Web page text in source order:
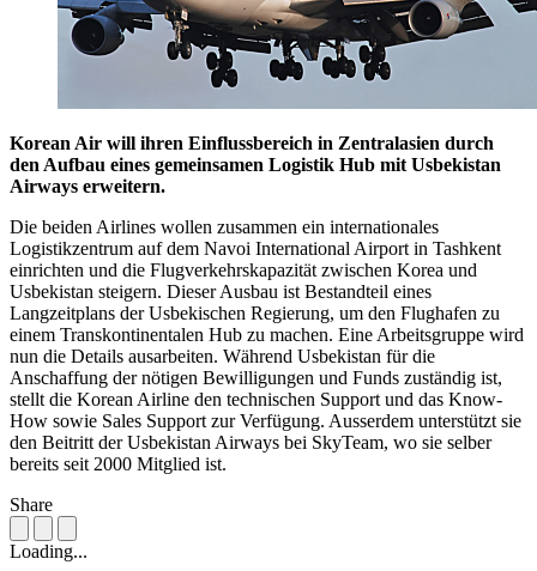
Korean Air will ihren Einflussbereich in Zentralasien durch
den Aufbau eines gemeinsamen Logistik Hub mit Usbekistan
Airways erweitern.
Die beiden Airlines wollen zusammen ein internationales
Logistikzentrum auf dem Navoi International Airport in Tashkent
einrichten und die Flugverkehrskapazität zwischen Korea und
Usbekistan steigern. Dieser Ausbau ist Bestandteil eines
Langzeitplans der Usbekischen Regierung, um den Flughafen zu
einem Transkontinentalen Hub zu machen. Eine Arbeitsgruppe wird
nun die Details ausarbeiten. Während Usbekistan für die
Anschaffung der nötigen Bewilligungen und Funds zuständig ist,
stellt die Korean Airline den technischen Support und das Know-
How sowie Sales Support zur Verfügung. Ausserdem unterstützt sie
den Beitritt der Usbekistan Airways bei SkyTeam, wo sie selber
bereits seit 2000 Mitglied ist.
Share
Loading...